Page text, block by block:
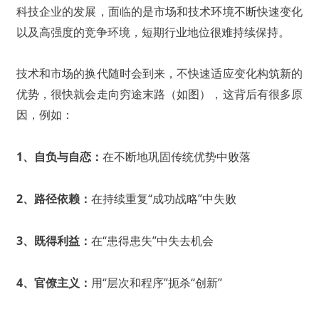
科技企业的发展，面临的是市场和技术环境不断快速变化
以及高强度的竞争环境，短期行业地位很难持续保持。
技术和市场的换代随时会到来，不快速适应变化构筑新的
优势，很快就会走向穷途末路（如图），这背后有很多原
因，例如：
1、自负与自恋： 在不断地巩固传统优势中败落
2、路径依赖： 在持续重复“成功战略”中失败
3、既得利益： 在“患得患失”中失去机会
4、官僚主义： 用“层次和程序”扼杀“创新”